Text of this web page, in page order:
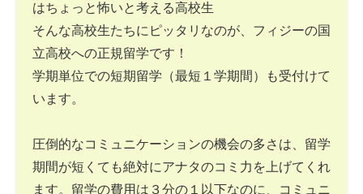
はちょっと怖いと考える高校生
そんな高校生たちにピッタリなのが、フィジーの国
立高校への正規留学です！
学期単位での短期留学（最短１学期間）も受付けて
います。
圧倒的なコミュニケーションの機会の多さは、留学
期間が短くても絶対にアナタのコミ力を上げてくれ
ます。留学の費用は３分の１以下なのに、コミュニ